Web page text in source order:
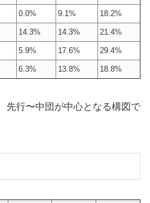
0.0% 9.1% 18.2%
14.3% 14.3% 21.4%
5.9% 17.6% 29.4%
6.3% 13.8% 18.8%
先行〜中団が中心となる構図で